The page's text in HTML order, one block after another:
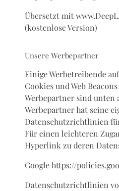
Übersetzt mit
(kostenlose Version)
Unsere Werbepartner
Einige Werbetreibende
Cookies und Web
Werbepartner sind unten
Werbepartner hat seine
Datenschutzrichtlinien
Für einen leichteren
Hyperlink zu deren
Googlehttps://
Datenschutzrichtlinien